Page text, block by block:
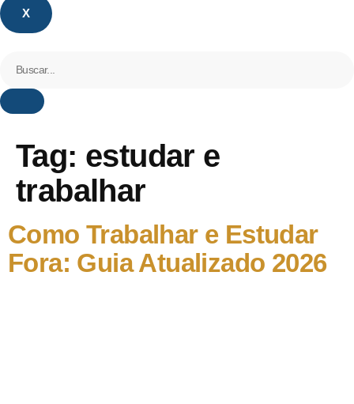
X
Tag: estudar e
trabalhar
Como Trabalhar e Estudar
Fora: Guia Atualizado 2026